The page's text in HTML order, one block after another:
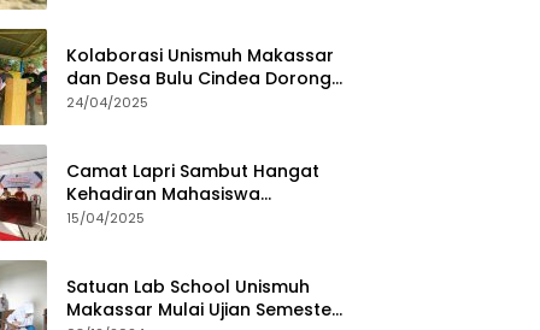
Kolaborasi Unismuh Makassar
dan Desa Bulu Cindea Dorong
Sentra Garam Industri
24/04/2025
Camat Lapri Sambut Hangat
Kehadiran Mahasiswa
PoltekMu
15/04/2025
Satuan Lab School Unismuh
Makassar Mulai Ujian Semester,